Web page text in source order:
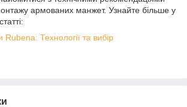
армованих манжет. Узнайте більше у
Технології та вибір